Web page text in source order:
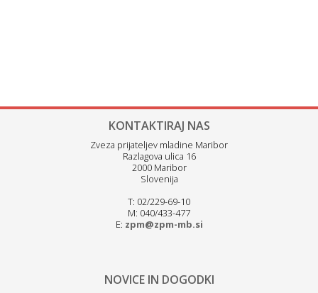
KONTAKTIRAJ NAS
Zveza prijateljev mladine Maribor
Razlagova ulica 16
2000 Maribor
Slovenija
T: 02/229-69-10
M: 040/433-477
E: zpm@zpm-mb.si
NOVICE IN DOGODKI